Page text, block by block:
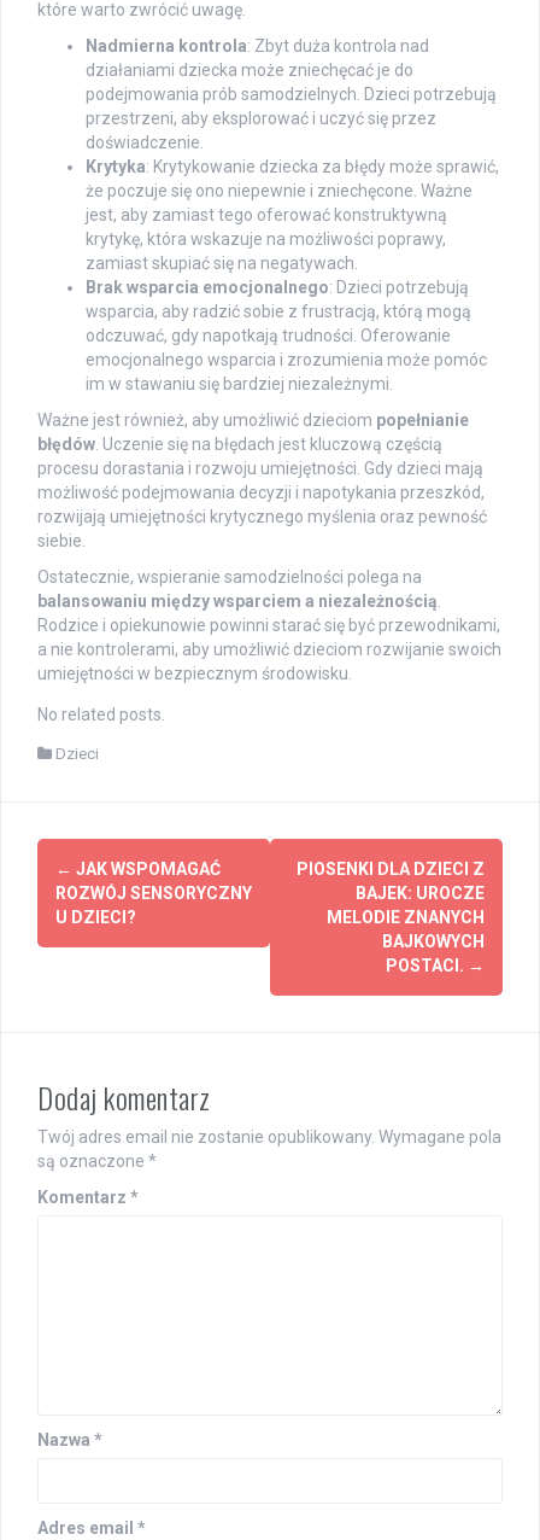
które warto zwrócić uwagę.
Nadmierna kontrola: Zbyt duża kontrola nad
działaniami dziecka może zniechęcać je do
podejmowania prób samodzielnych. Dzieci potrzebują
przestrzeni, aby eksplorować i uczyć się przez
doświadczenie.
Krytyka: Krytykowanie dziecka za błędy może sprawić,
że poczuje się ono niepewnie i zniechęcone. Ważne
jest, aby zamiast tego oferować konstruktywną
krytykę, która wskazuje na możliwości poprawy,
zamiast skupiać się na negatywach.
Brak wsparcia emocjonalnego: Dzieci potrzebują
wsparcia, aby radzić sobie z frustracją, którą mogą
odczuwać, gdy napotkają trudności. Oferowanie
emocjonalnego wsparcia i zrozumienia może pomóc
im w stawaniu się bardziej niezależnymi.
Ważne jest również, aby umożliwić dzieciom popełnianie
błędów . Uczenie się na błędach jest kluczową częścią
procesu dorastania i rozwoju umiejętności. Gdy dzieci mają
możliwość podejmowania decyzji i napotykania przeszkód,
rozwijają umiejętności krytycznego myślenia oraz pewność
siebie.
Ostatecznie, wspieranie samodzielności polega na
balansowaniu między wsparciem a niezależnością
Rodzice i opiekunowie powinni starać się być przewodnikami,
a nie kontrolerami, aby umożliwić dzieciom rozwijanie swoich
umiejętności w bezpiecznym środowisku.
No related posts.
Dzieci
Post
navigation
← JAK WSPOMAGAĆ
ROZWÓJ SENSORYCZNY
U DZIECI?
PIOSENKI DLA DZIECI Z
BAJEK: UROCZE
MELODIE ZNANYCH
BAJKOWYCH
POSTACI. →
Dodaj komentarz
Twój adres email nie zostanie opublikowany. Wymagane pola
są oznaczone *
Komentarz *
Nazwa *
Adres email *